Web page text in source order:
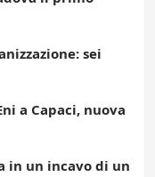
sei
a Capaci, nuova
in un incavo di un